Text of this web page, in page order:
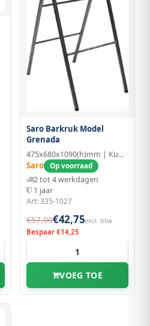
Saro Barkruk Model
Grenada
475x680x1090(h)mm | Kunststof
Saro Op voorraad
2 tot 4 werkdagen
1 jaar
Art: 335-1027
€57,00€42,75excl. btw
Bespaar €14,25
VOEG TOE